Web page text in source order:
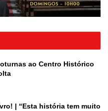
ao Centro Histórico
| “Esta história tem muito